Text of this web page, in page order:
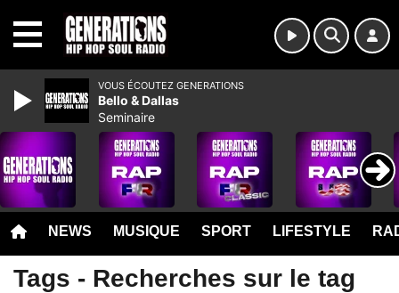
NEWS MUSIQUE SPORT LIFESTYLE
Tags - Recherches sur le tag
VOUS ÉCOUTEZ GENERATIONS
Bello & Dallas
Seminaire